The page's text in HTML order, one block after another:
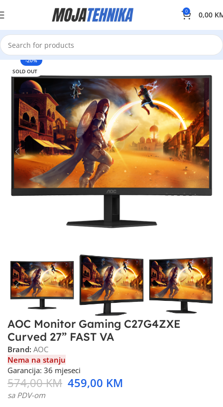
0 0,00
-20%
SOLD OUT
AOC Monitor Gaming C27G4ZXE
Curved 27” FAST VA
Brand: AOC
Nema na stanju
Garancija: 36 mjeseci
574,00KM 459,00 KM
sa PDV-om